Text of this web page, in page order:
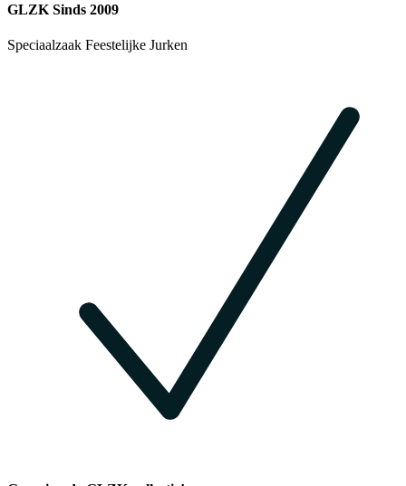
GLZK Sinds 2009
Speciaalzaak Feestelijke Jurken